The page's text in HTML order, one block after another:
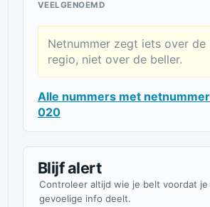
VEELGENOEMD
Netnummer zegt iets over de
regio, niet over de beller.
Alle nummers met netnummer
020
Blijf alert
Controleer altijd wie je belt voordat je
gevoelige info deelt.